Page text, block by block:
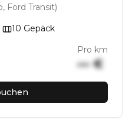
Ford Transit)
10 Gepäck
Pro km
••• €